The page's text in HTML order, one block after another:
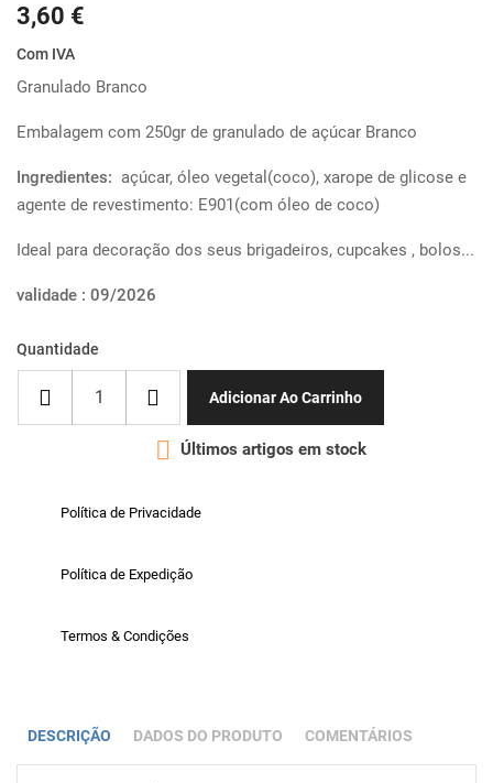
3,60 €
Com IVA
Granulado Branco
Embalagem com 250gr de granulado de açúcar Branco
Ingredientes: açúcar, óleo vegetal(coco), xarope de glicose e
agente de revestimento: E901(com óleo de coco)
Ideal para decoração dos seus brigadeiros, cupcakes , bolos...
validade : 09/2026
Quantidade
Adicionar Ao Carrinho
 Últimos artigos em stock
Política de Privacidade
Política de Expedição
Termos & Condições
DESCRIÇÃO DADOS DO PRODUTO COMENTÁRIOS